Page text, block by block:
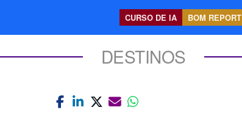
CURSO DE IA BOM REPORT
DESTINOS